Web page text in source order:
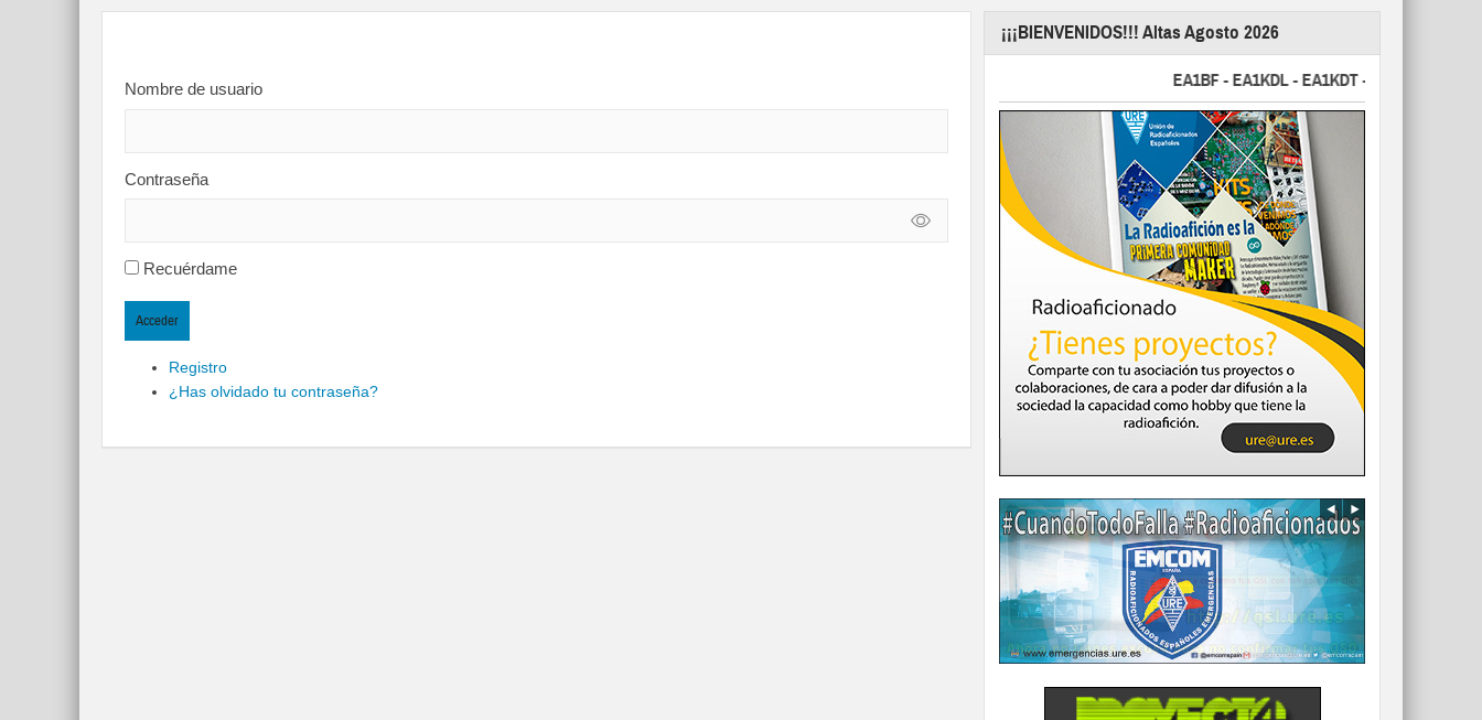
Nombre de usuario
Contraseña
Recuérdame
Acceder
Registro
¿Has olvidado tu contraseña?
¡¡¡BIENVENIDOS!!! Altas Agosto 2026
EA1BF - EA1KDL - EA1KDT - EA2FBJ - EA2FJU -